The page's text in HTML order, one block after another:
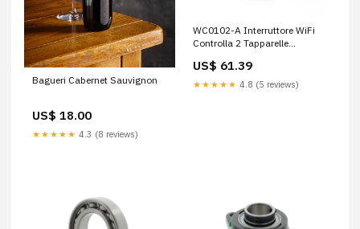
Bagueri Cabernet Sauvignon
US$ 18.00
★★★★★ 4.3 (8 reviews)
WC0102-A Interruttore WiFi
Controlla 2 Tapparelle
Alimentazione 110-240 V 5 A,
Modulo DIN per Scatola di
US$ 61.39
★★★★★ 4.8 (5 reviews)